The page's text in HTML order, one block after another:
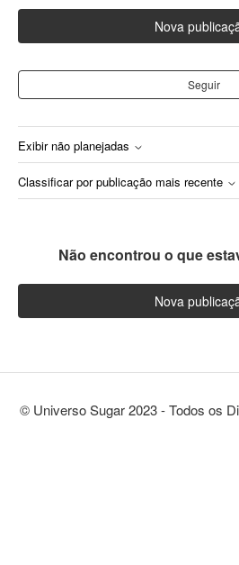
Nova
Seguir
Exibir não planejadas
Classificar por publicação mais recente
Não encontrou o que
Nova
© Universo Sugar 2023 - Todos os